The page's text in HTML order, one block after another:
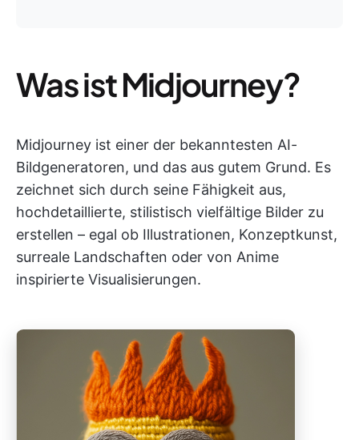
Was ist Midjourney?
Midjourney ist einer der bekanntesten AI-
Bildgeneratoren, und das aus gutem Grund. Es
zeichnet sich durch seine Fähigkeit aus,
hochdetaillierte, stilistisch vielfältige Bilder zu
erstellen – egal ob Illustrationen, Konzeptkunst,
surreale Landschaften oder von Anime
inspirierte Visualisierungen.